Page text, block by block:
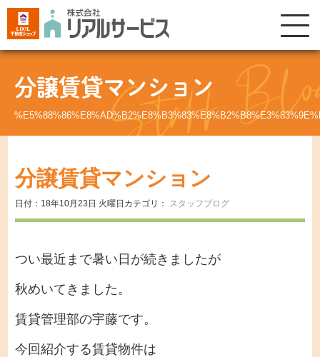
分譲賃貸マンション
分譲賃貸マンション
日付：18年10月23日 火曜日 カテゴリ： スタッフブログ
つい最近まで暑い日が続きましたが
秋めいてきました。
賃貸管理部の宇藤です。
今回紹介する賃貸物件は